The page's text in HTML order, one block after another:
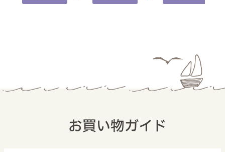
お買い物ガイド